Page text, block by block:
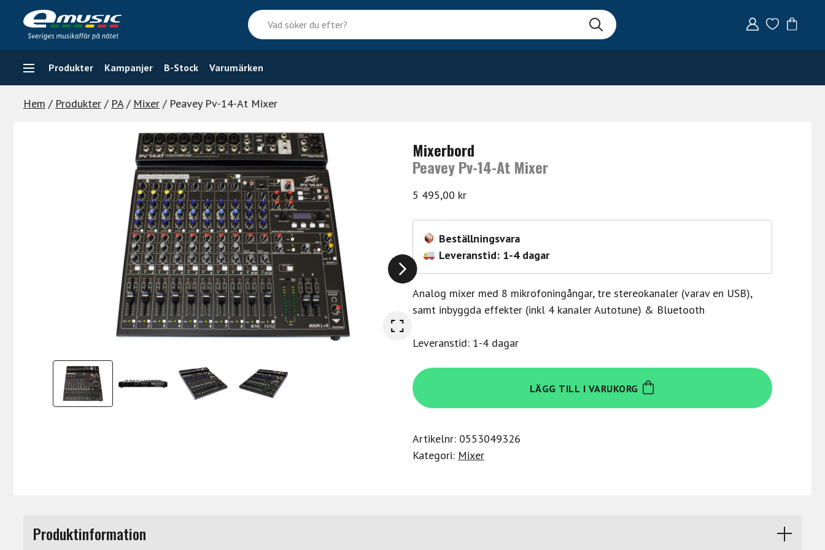
content
Vad
söker
du
efter?
Produkter Kampanjer B-Stock Varumärken
Hem / Produkter / PA/ Mixer / Peavey Pv-14-At Mixer
Mixerbord
Peavey Pv-14-At Mixer
5 495,00 kr
Beställningsvara
Leveranstid: 1-4 dagar
Analog mixer med 8 mikrofoningångar, tre stereokanaler (varav en USB),
samt inbyggda effekter (inkl 4 kanaler Autotune) & Bluetooth
Leveranstid: 1-4 dagar
Peavey
Pv-
14-
Mixer
mängd
LÄGG TILL I VARUKORG
Artikelnr: 0553049326
Kategori: Mixer
Produktinformation